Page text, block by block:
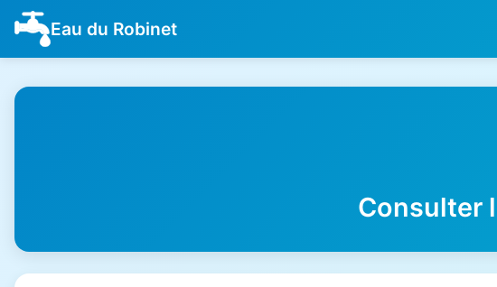
Eau du Robinet
Consulter